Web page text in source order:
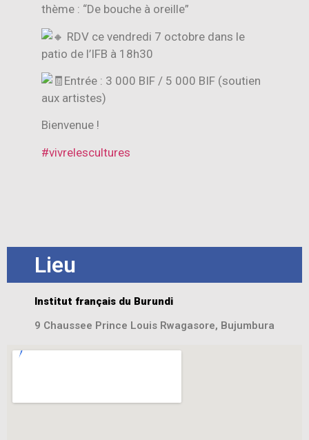
thème : “De bouche à oreille”
RDV ce vendredi 7 octobre dans le
patio de l’IFB à 18h30
Entrée : 3 000 BIF / 5 000 BIF (soutien
aux artistes)
Bienvenue !
#vivrelescultures
Lieu
Institut français du Burundi
9 Chaussee Prince Louis Rwagasore, Bujumbura